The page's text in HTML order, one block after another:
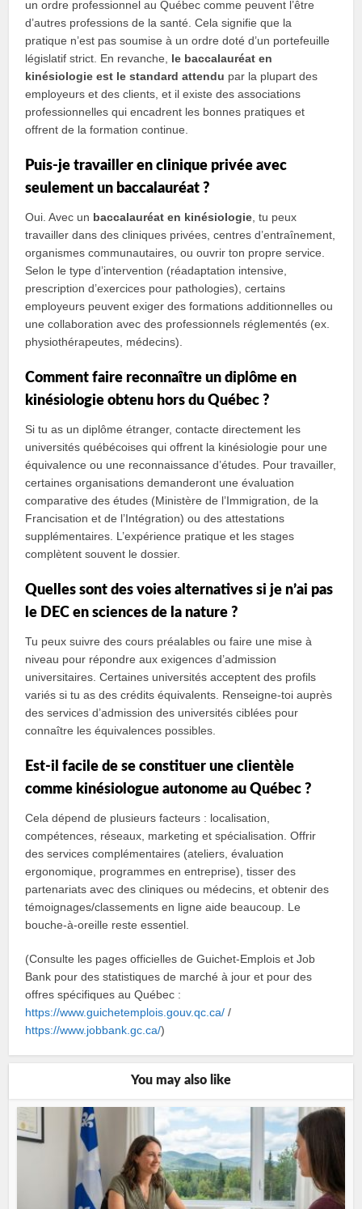
un ordre professionnel au Québec comme peuvent l’être
d’autres professions de la santé. Cela signifie que la
pratique n’est pas soumise à un ordre doté d’un portefeuille
législatif strict. En revanche, le baccalauréat en
kinésiologie est le standard attendu par la plupart des
employeurs et des clients, et il existe des associations
professionnelles qui encadrent les bonnes pratiques et
offrent de la formation continue.
Puis‑je travailler en clinique privée avec
seulement un baccalauréat ?
Oui. Avec un baccalauréat en kinésiologie , tu peux
travailler dans des cliniques privées, centres d’entraînement,
organismes communautaires, ou ouvrir ton propre service.
Selon le type d’intervention (réadaptation intensive,
prescription d’exercices pour pathologies), certains
employeurs peuvent exiger des formations additionnelles ou
une collaboration avec des professionnels réglementés (ex.
physiothérapeutes, médecins).
Comment faire reconnaître un diplôme en
kinésiologie obtenu hors du Québec ?
Si tu as un diplôme étranger, contacte directement les
universités québécoises qui offrent la kinésiologie pour une
équivalence ou une reconnaissance d’études. Pour travailler,
certaines organisations demanderont une évaluation
comparative des études (Ministère de l’Immigration, de la
Francisation et de l’Intégration) ou des attestations
supplémentaires. L’expérience pratique et les stages
complètent souvent le dossier.
Quelles sont des voies alternatives si je n’ai pas
le DEC en sciences de la nature ?
Tu peux suivre des cours préalables ou faire une mise à
niveau pour répondre aux exigences d’admission
universitaires. Certaines universités acceptent des profils
variés si tu as des crédits équivalents. Renseigne‑toi auprès
des services d’admission des universités ciblées pour
connaître les équivalences possibles.
Est‑il facile de se constituer une clientèle
comme kinésiologue autonome au Québec ?
Cela dépend de plusieurs facteurs : localisation,
compétences, réseaux, marketing et spécialisation. Offrir
des services complémentaires (ateliers, évaluation
ergonomique, programmes en entreprise), tisser des
partenariats avec des cliniques ou médecins, et obtenir des
témoignages/classements en ligne aide beaucoup. Le
bouche‑à‑oreille reste essentiel.
(Consulte les pages officielles de Guichet‑Emplois et Job
Bank pour des statistiques de marché à jour et pour des
offres spécifiques au Québec :
https://www.guichetemplois.gouv.qc.ca/ /
https://www.jobbank.gc.ca/)
You may also like